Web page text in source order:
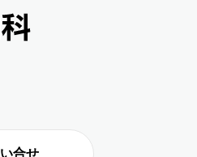
合せ